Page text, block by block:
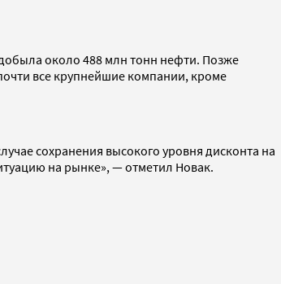
около 488 млн тонн нефти. Позже
все крупнейшие компании, кроме
сохранения высокого уровня дисконта на
на рынке», — отметил Новак.